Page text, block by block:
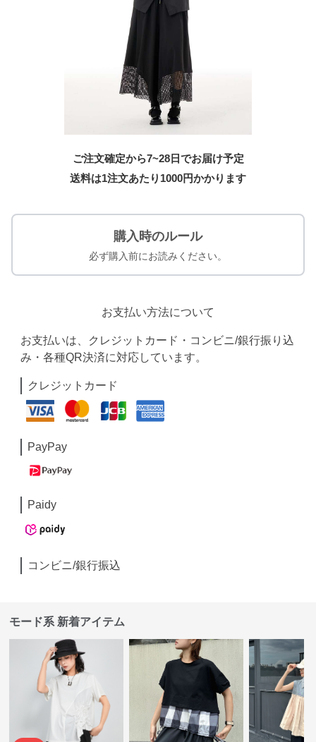
ご注文確定から7~28日でお届け予定
送料は1注文あたり 1000円かかります
購入時のルール
必ず購入前にお読みください。
お支払い方法について
お支払いは、クレジットカード・コンビニ/銀行振り込
み・各種QR決済に対応しています。
クレジットカード
PayPay
Paidy
コンビニ/銀行振込
モード系 新着アイテム